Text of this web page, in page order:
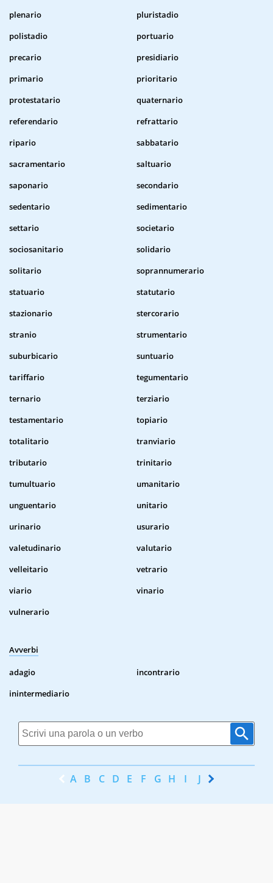
plenario
pluristadio
polistadio
portuario
precario
presidiario
primario
prioritario
protestatario
quaternario
referendario
refrattario
ripario
sabbatario
sacramentario
saltuario
saponario
secondario
sedentario
sedimentario
settario
societario
sociosanitario
solidario
solitario
soprannumerario
statuario
statutario
stazionario
stercorario
stranio
strumentario
suburbicario
suntuario
tariffario
tegumentario
ternario
terziario
testamentario
topiario
totalitario
tranviario
tributario
trinitario
tumultuario
umanitario
unguentario
unitario
urinario
usurario
valetudinario
valutario
velleitario
vetrario
viario
vinario
vulnerario
Avverbi
adagio
incontrario
inintermediario
A B C D E F G H I J K